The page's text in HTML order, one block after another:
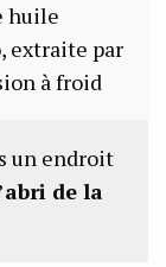
huile
, extraite par
à froid
un endroit
de la